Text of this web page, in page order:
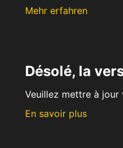
Mehr erfahren
Désolé, la
Veuillez mettre à
En savoir plus